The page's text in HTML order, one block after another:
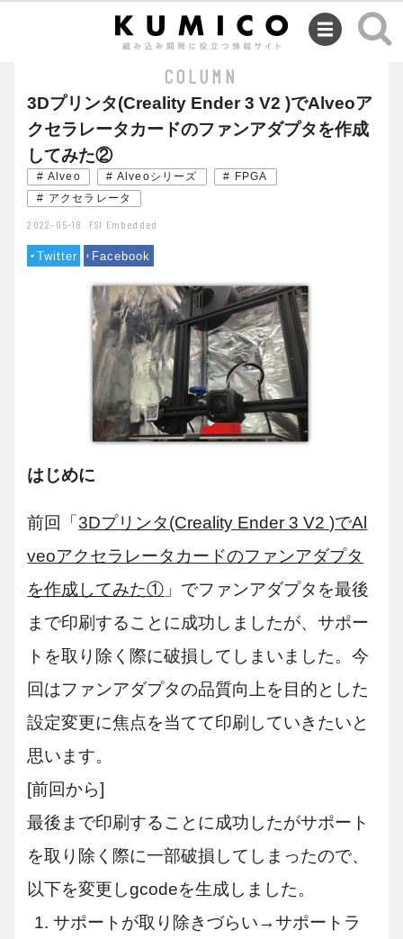
COLUMN
3Dプリンタ(Creality Ender 3 V2 )でAlveoア
クセラレータカードのファンアダプタを作成
してみた②
# Alveo # Alveoシリーズ
# FPGA
# アクセラレータ
2022-05-18 FSI Embedded
Twitter Facebook
はじめに
前回「3Dプリンタ(Creality Ender 3 V2 )でAl
veoアクセラレータカードのファンアダプタ
を作成してみた① 」でファンアダプタを最後
まで印刷することに成功しましたが、サポー
トを取り除く際に破損してしまいました。今
回はファンアダプタの品質向上を目的とした
設定変更に焦点を当てて印刷していきたいと
思います。
[前回から]
最後まで印刷することに成功したがサポート
を取り除く際に一部破損してしまったので、
以下を変更しgcodeを生成しました。
サポートが取り除きづらい→サポートラ